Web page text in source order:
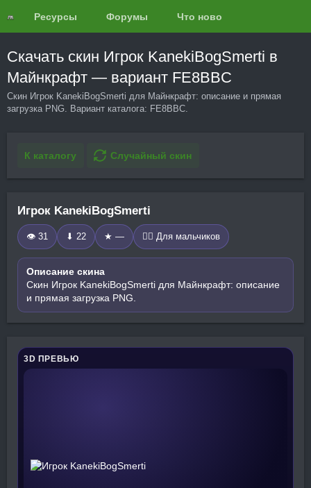
Ресурсы Форумы Что нового?
Скачать скин Игрок KanekiBogSmerti в
Майнкрафт — вариант FE8BBC
Скин Игрок KanekiBogSmerti для Майнкрафт: описание и прямая
загрузка PNG. Вариант каталога: FE8BBC.
К каталогу Случайный скин
Игрок KanekiBogSmerti
👁 31 ⬇ 22 ★ — 🧍‍♂️ Для мальчиков
Описание скина
Скин Игрок KanekiBogSmerti для Майнкрафт: описание
и прямая загрузка PNG.
3D ПРЕВЬЮ